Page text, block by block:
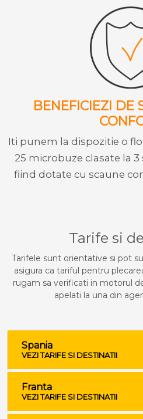
BENEFICIEZI DE
Iti punem la dispozitie o
25 microbuze clasate la
fiind dotate cu scaune
Tarife si
Tarifele sunt orientative si pot
asigura ca tariful pentru
rugam sa verificati in motorul
apelati la una din
Spania
VEZI TARIFE SI DESTINATII
Franta
VEZI TARIFE SI DESTINATII